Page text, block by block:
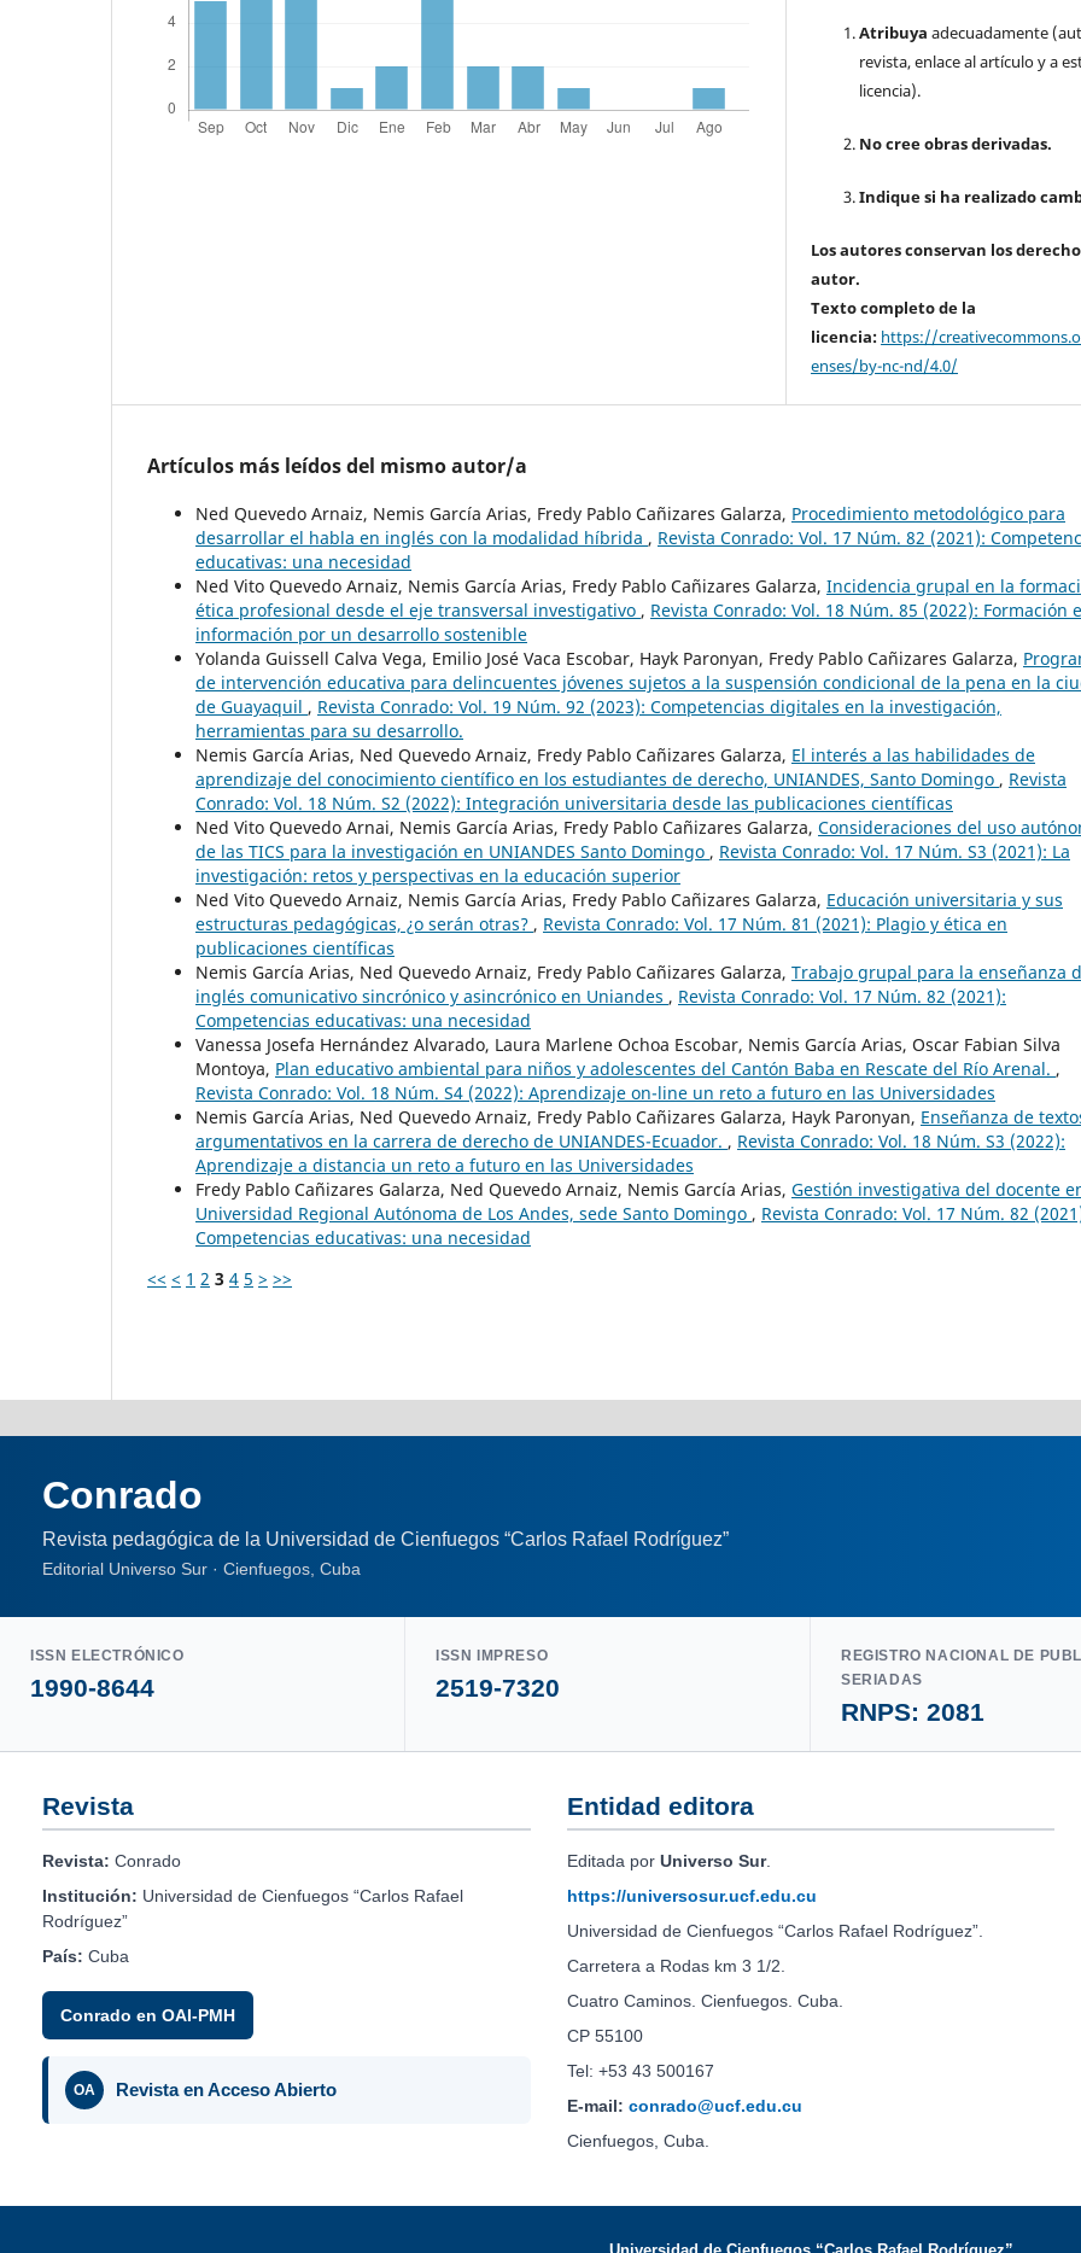
Atribuya adecuadamente
revista, enlace al artículo y a
licencia).
No cree obras derivadas.
Indique si ha realizado
Los autores conservan los
autor.
Texto completo de la
licencia: https://
enses/by-nc-nd/4.0/
Artículos más leídos del mismo autor/a
Ned Quevedo Arnaiz, Nemis García Arias, Fredy Pablo Cañizares Galarza, Procedimiento metodológico para
desarrollar el habla en inglés con la modalidad híbrida , Revista Conrado: Vol. 17 Núm. 82 (2021):
educativas: una necesidad
Ned Vito Quevedo Arnaiz, Nemis García Arias, Fredy Pablo Cañizares Galarza, Incidencia grupal en la
ética profesional desde el eje transversal investigativo , Revista Conrado: Vol. 18 Núm. 85 (2022): Formación e
información por un desarrollo sostenible
Yolanda Guissell Calva Vega, Emilio José Vaca Escobar, Hayk Paronyan, Fredy Pablo Cañizares Galarza,
de intervención educativa para delincuentes jóvenes sujetos a la suspensión condicional de la pena en la
de Guayaquil , Revista Conrado: Vol. 19 Núm. 92 (2023): Competencias digitales en la investigación,
herramientas para su desarrollo.
Nemis García Arias, Ned Quevedo Arnaiz, Fredy Pablo Cañizares Galarza, El interés a las habilidades de
aprendizaje del conocimiento científico en los estudiantes de derecho, UNIANDES, Santo Domingo , Revista
Conrado: Vol. 18 Núm. S2 (2022): Integración universitaria desde las publicaciones científicas
Ned Vito Quevedo Arnai, Nemis García Arias, Fredy Pablo Cañizares Galarza, Consideraciones del uso
de las TICS para la investigación en UNIANDES Santo Domingo , Revista Conrado: Vol. 17 Núm. S3 (2021): La
investigación: retos y perspectivas en la educación superior
Ned Vito Quevedo Arnaiz, Nemis García Arias, Fredy Pablo Cañizares Galarza, Educación universitaria y sus
estructuras pedagógicas, ¿o serán otras? , Revista Conrado: Vol. 17 Núm. 81 (2021): Plagio y ética en
publicaciones científicas
Nemis García Arias, Ned Quevedo Arnaiz, Fredy Pablo Cañizares Galarza, Trabajo grupal para la enseñanza
inglés comunicativo sincrónico y asincrónico en Uniandes , Revista Conrado: Vol. 17 Núm. 82 (2021):
Competencias educativas: una necesidad
Vanessa Josefa Hernández Alvarado, Laura Marlene Ochoa Escobar, Nemis García Arias, Oscar Fabian Silva
Montoya, Plan educativo ambiental para niños y adolescentes del Cantón Baba en Rescate del Río Arenal. ,
Revista Conrado: Vol. 18 Núm. S4 (2022): Aprendizaje on-line un reto a futuro en las Universidades
Nemis García Arias, Ned Quevedo Arnaiz, Fredy Pablo Cañizares Galarza, Hayk Paronyan, Enseñanza de
argumentativos en la carrera de derecho de UNIANDES-Ecuador. , Revista Conrado: Vol. 18 Núm. S3 (2022):
Aprendizaje a distancia un reto a futuro en las Universidades
Fredy Pablo Cañizares Galarza, Ned Quevedo Arnaiz, Nemis García Arias, Gestión investigativa del docente
Universidad Regional Autónoma de Los Andes, sede Santo Domingo , Revista Conrado: Vol. 17 Núm. 82
Competencias educativas: una necesidad
<< < 1 2 3 4 5 > >>
Conrado
Revista pedagógica de la Universidad de Cienfuegos “Carlos Rafael Rodríguez”
Editorial Universo Sur · Cienfuegos, Cuba
ISSN ELECTRÓNICO
1990-8644
ISSN IMPRESO
2519-7320
REGISTRO NACIONAL DE
SERIADAS
RNPS: 2081
Revista
Revista: Conrado
Institución: Universidad de Cienfuegos “Carlos Rafael
Rodríguez”
País: Cuba
Conrado en OAI-PMH
OA Revista en Acceso Abierto
Entidad editora
Editada por Universo Sur.
https://universosur.ucf.edu.cu
Universidad de Cienfuegos “Carlos Rafael Rodríguez”.
Carretera a Rodas km 3 1/2.
Cuatro Caminos. Cienfuegos. Cuba.
CP 55100
Tel: +53 43 500167
E-mail: conrado@ucf.edu.cu
Cienfuegos, Cuba.